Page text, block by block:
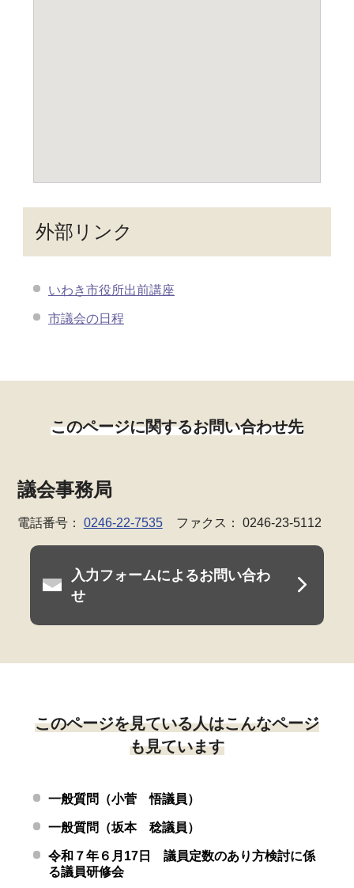
外部リンク
いわき市役所出前講座
市議会の日程
このページに関するお問い合わせ先
議会事務局
電話番号： 0246-22-7535 ファクス： 0246-23-5112
入力フォームによるお問い合わ
せ
このページを見ている人はこんなページ
も見ています
一般質問（小菅 悟議員）
一般質問（坂本 稔議員）
令和７年６月17日 議員定数のあり方検討に係
る議員研修会